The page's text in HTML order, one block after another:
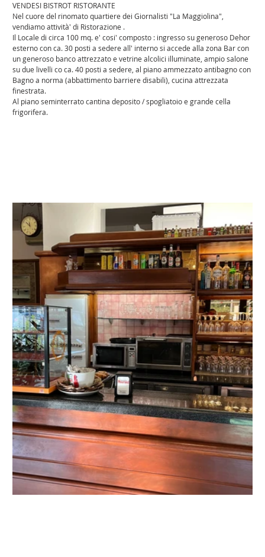
VENDESI BISTROT RISTORANTE
Nel cuore del rinomato quartiere dei Giornalisti "La Maggiolina",
vendiamo attività' di Ristorazione .
Il Locale di circa 100 mq. e' cosi' composto : ingresso su generoso Dehor
esterno con ca. 30 posti a sedere all' interno si accede alla zona Bar con
un generoso banco attrezzato e vetrine alcolici illuminate, ampio salone
su due livelli co ca. 40 posti a sedere, al piano ammezzato antibagno con
Bagno a norma (abbattimento barriere disabili), cucina attrezzata
finestrata.
Al piano seminterrato cantina deposito / spogliatoio e grande cella
frigorifera.